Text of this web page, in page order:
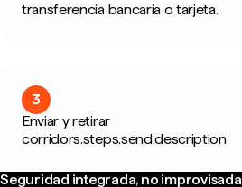
transferencia bancaria o tarjeta.
3
Enviar y retirar
corridors.steps.send.description
Seguridad integrada, no improvisada